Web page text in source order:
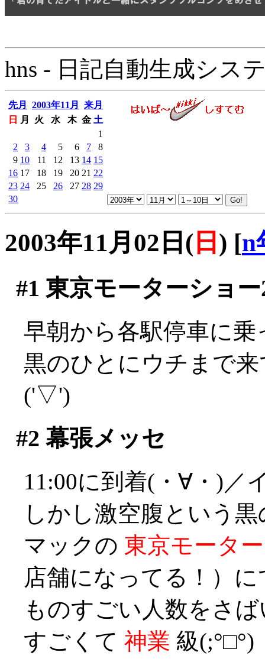
hns - 日記自動生成シス
先月 2003年11月
来月
日
月 火 水 木 金 土
1
2
3 4 5 6 7
8
9 10 11 12 13 14 15
16 17 18 19 20 21 22
23 24 25 26 27 28 29
30
2003年11月02日( 日 ) [n
#1 東京モーターショー
早朝から各駅停車に
黒のひとにウチまで
('▽')
#2 幕張メッセ
11:00に到着(・∀・)／
しかし激空腹という
マックの 東京モータ
店舗になってる！）に
ものすごい人数をさ
すごくて 神業 級(;°□°)